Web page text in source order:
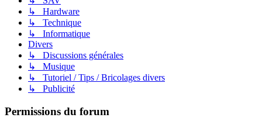
↳ Hardware
↳ Technique
↳ Informatique
Divers
↳ Discussions générales
↳ Musique
↳ Tutoriel / Tips / Bricolages divers
↳ Publicité
Permissions du forum